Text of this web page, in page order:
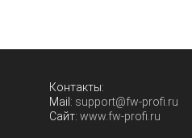
Контакты:
Mail: support@fw-profi.ru
Сайт:www.fw-profi.ru